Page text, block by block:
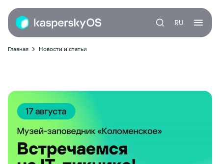
RU
Главная Новости и статьи